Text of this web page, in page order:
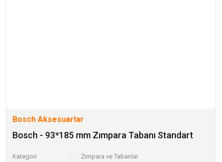
Bosch Aksesuarlar
Bosch - 93*185 mm Zımpara Tabanı Standart
Kategori
Zımpara ve Tabanlar